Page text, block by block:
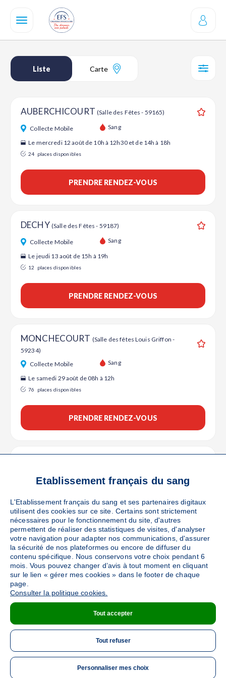
contenu
Liste Carte
AUBERCHICOURT (Salle des Fêtes - 59165)
Collecte Mobile Sang
Le mercredi 12 août de 10h à 12h30 et de 14h à 18h
24 places disponibles
PRENDRE RENDEZ-VOUS
DECHY (Salle des Fêtes - 59187)
Collecte Mobile Sang
Le jeudi 13 août de 15h à 19h
12 places disponibles
PRENDRE RENDEZ-VOUS
MONCHECOURT (Salle des fêtes Louis Griffon -
59234)
Collecte Mobile Sang
Le samedi 29 août de 08h à 12h
76 places disponibles
PRENDRE RENDEZ-VOUS
Collecte Mobile Sang
DÉTAILS DE LA COLLECTE
GUESNAIN(Place Roger Salengro - 59287)
Le jeudi 29 octobre de 15h à 19h
DÉTAILS DE LA COLLECTE
Etablissement français du sang
L'Etablissement français du sang et ses partenaires digitaux
utilisent des cookies sur ce site. Certains sont strictement
nécessaires pour le fonctionnement du site, d'autres
permettent de réaliser des statistiques de visites, d'analyser
votre navigation pour adapter nos communications, d'assurer
la sécurité de nos plateformes ou encore de diffuser du
contenu spécifique. Nous conservons votre choix pendant 6
mois. Vous pouvez changer d’avis à tout moment en cliquant
sur le lien « gérer mes cookies » dans le footer de chaque
page.
Consulter la politique cookies.
Tout accepter
Tout refuser
Personnaliser mes choix